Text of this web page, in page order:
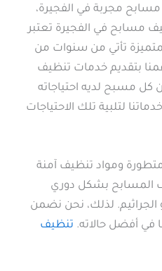
مجربة في الفجيرة،
مسابح في الفجيرة تعتبر
تأتي من سنوات من
بتقديم خدمات تنظيف
كل مسبح لديه احتياجاته
لتلبية تلك الاحتياجات
ومواد تنظيف آمنة
المسابح بشكل دوري
الجراثيم. لذلك، نحن نضمن
أفضل حالاته. تنظيف